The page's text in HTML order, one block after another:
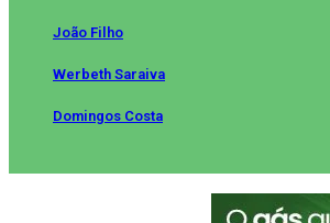
João Filho
Werbeth Saraiva
Domingos Costa